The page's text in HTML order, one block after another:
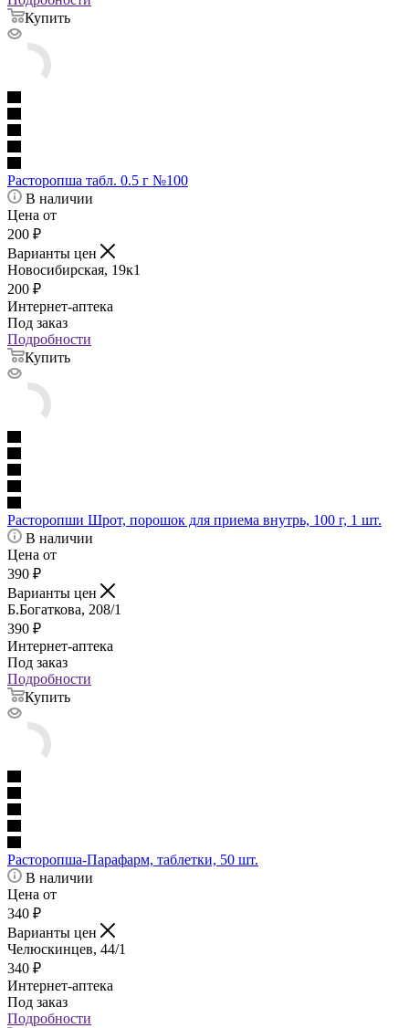
Купить
Расторопша табл. 0.5 г №100
В наличии
Цена от
200 ₽
Варианты цен
Новосибирская, 19к1
200 ₽
Интернет-аптека
Под заказ
Подробности
Купить
Расторопши Шрот, порошок для приема внутрь, 100 г, 1 шт.
В наличии
Цена от
390 ₽
Варианты цен
Б.Богаткова, 208/1
390 ₽
Интернет-аптека
Под заказ
Подробности
Купить
Расторопша-Парафарм, таблетки, 50 шт.
В наличии
Цена от
340 ₽
Варианты цен
Челюскинцев, 44/1
340 ₽
Интернет-аптека
Под заказ
Подробности